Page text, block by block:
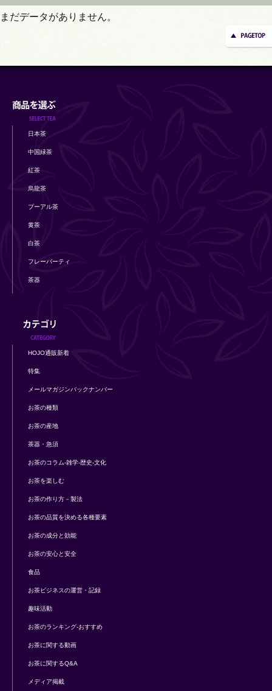
まだデータがありません。
日本茶
中国緑茶
紅茶
烏龍茶
プーアル茶
黄茶
白茶
フレーバーティ
茶器
HOJO通販新着
特集
メールマガジンバックナンバー
お茶の種類
お茶の産地
茶器・急須
お茶のコラム-雑学-歴史-文化
お茶を楽しむ
お茶の作り方－製法
お茶の品質を決める各種要素
お茶の成分と効能
お茶の安心と安全
食品
お茶ビジネスの運営・記録
趣味活動
お茶のランキング-おすすめ
お茶に関する動画
お茶に関するQ&A
メディア掲載